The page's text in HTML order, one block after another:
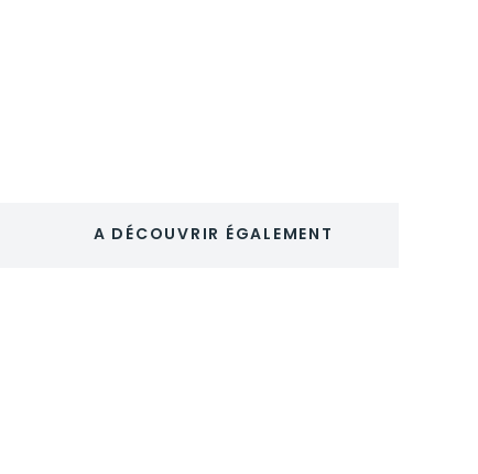
A DÉCOUVRIR ÉGALEMENT